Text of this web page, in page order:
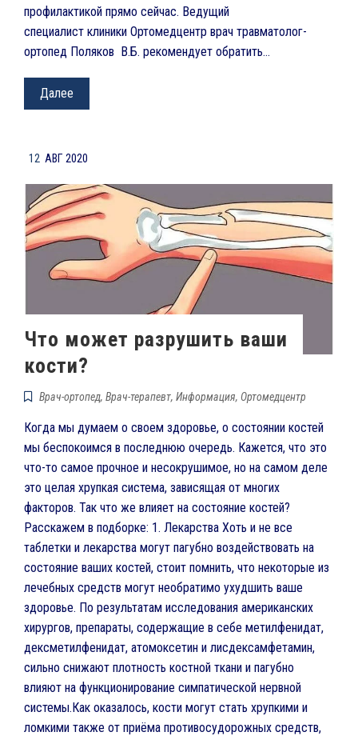
профилактикой прямо сейчас. Ведущий
специалист клиники Ортомедцентр врач травматолог-
ортопед Поляков В.Б. рекомендует обратить…
Далее
12 АВГ 2020
Что может разрушить ваши
кости?
Врач-ортопед, Врач-терапевт, Информация, Ортомедцентр
Когда мы думаем о своем здоровье, о состоянии костей
мы беспокоимся в последнюю очередь. Кажется, что это
что-то самое прочное и несокрушимое, но на самом деле
это целая хрупкая система, зависящая от многих
факторов. Так что же влияет на состояние костей?
Расскажем в подборке: 1. Лекарства Хоть и не все
таблетки и лекарства могут пагубно воздействовать на
состояние ваших костей, стоит помнить, что некоторые из
лечебных средств могут необратимо ухудшить ваше
здоровье. По результатам исследования американских
хирургов, препараты, содержащие в себе метилфенидат,
дексметилфенидат, атомоксетин и лисдексамфетамин,
сильно снижают плотность костной ткани и пагубно
влияют на функционирование симпатической нервной
системы.Как оказалось, кости могут стать хрупкими и
ломкими также от приёма противосудорожных средств,